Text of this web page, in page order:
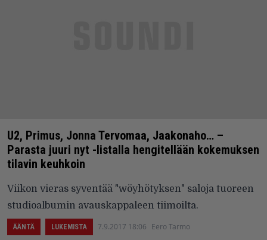
U2, Primus, Jonna Tervomaa, Jaakonaho… –
Parasta juuri nyt -listalla hengitellään kokemuksen
tilavin keuhkoin
Viikon vieras syventää "wöyhötyksen" saloja tuoreen
studioalbumin avauskappaleen tiimoilta.
ÄÄNTÄ LUKEMISTA 7.9.2017 18:06 Eero Tarmo